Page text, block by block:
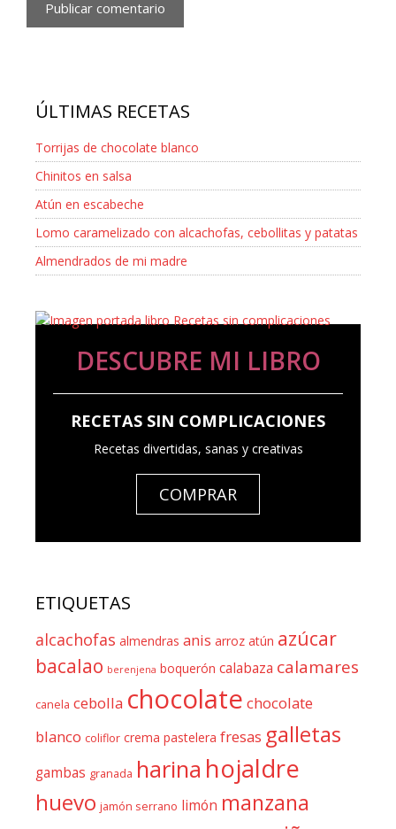
ÚLTIMAS RECETAS
Torrijas de chocolate blanco
Chinitos en salsa
Atún en escabeche
Lomo caramelizado con alcachofas, cebollitas y patatas
Almendrados de mi madre
DESCUBRE MI LIBRO
RECETAS SIN COMPLICACIONES
Recetas divertidas, sanas y creativas
COMPRAR
ETIQUETAS
alcachofas almendras anis arroz atún azúcar
bacalao berenjena boquerón calabaza calamares
canela cebolla chocolate chocolate
blanco coliflor crema pastelera fresas galletas
gambas granada harina hojaldre
huevo jamón serrano limón manzana